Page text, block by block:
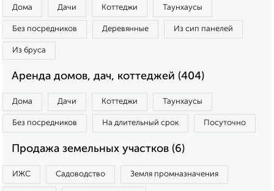
Дома Дачи Коттеджи Таунхаусы
Без посредников Деревянные Из сип панелей
Из бруса
Аренда домов, дач, коттеджей (404)
Дома Дачи Коттеджи Таунхаусы
Без посредников На длительный срок Посуточно
Продажа земельных участков (6)
ИЖС Садоводство Земля промназначения